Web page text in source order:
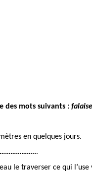
des mots suivants :
en quelques jours.
………………...
le traverser ce qui